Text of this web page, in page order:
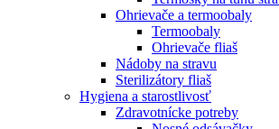
Ohrievače a termoobaly
Termoobaly
Ohrievače fliaš
Nádoby na stravu
Sterilizátory fliaš
Hygiena a starostlivosť
Zdravotnícke potreby